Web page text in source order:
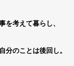
を考えて暮らし、
分のことは後回し。